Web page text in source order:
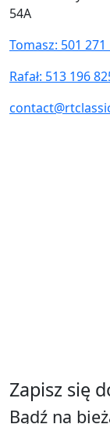
54A
Tomasz: 501 271
Rafał: 513 196
Zapisz się
Bądź na